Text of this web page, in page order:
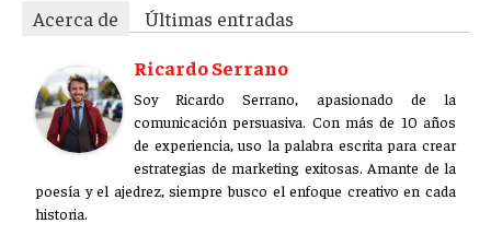
Acerca de
Últimas entradas
Ricardo Serrano
Soy Ricardo Serrano, apasionado de la
comunicación persuasiva. Con más de 10 años
de experiencia, uso la palabra escrita para crear
estrategias de marketing exitosas. Amante de la
poesía y el ajedrez, siempre busco el enfoque creativo en cada
historia.